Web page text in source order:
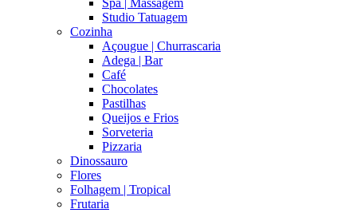
Spa | Massagem
Studio Tatuagem
Cozinha
Açougue | Churrascaria
Adega | Bar
Café
Chocolates
Pastilhas
Queijos e Frios
Sorveteria
Pizzaria
Dinossauro
Flores
Folhagem | Tropical
Frutaria